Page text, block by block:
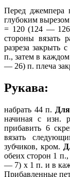
Перед джемпера
глубоким
= 120 (124 —
стороны вязать
разреза закрыть
п., затем в
— 26) п. плеча
Рукава:
набрать 44 п.
начиная с изн.
прибавить 6
вязать
зубчиков, кром.
обеих сторон 1
— 7) х 1 п. и в
Прибавленные